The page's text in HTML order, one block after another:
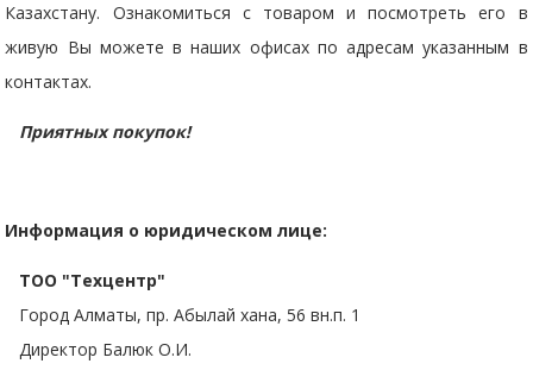
Казахстану. Ознакомиться с товаром и посмотреть его в
живую Вы можете в наших офисах по адресам указанным в
контактах.
Приятных покупок!
Информация о юридическом лице:
ТОО "Техцентр"
Город Алматы, пр. Абылай хана, 56 вн.п. 1
Директор Балюк О.И.